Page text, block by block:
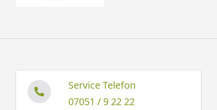
Service Telefon
07051 / 9 22 22